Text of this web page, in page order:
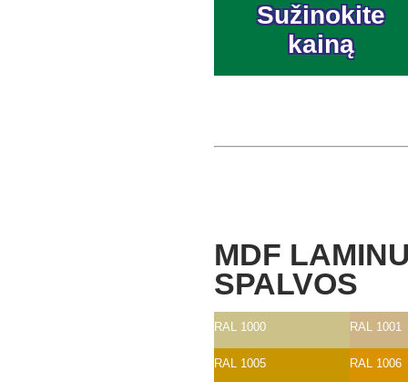
Sužinokite
kainą
MDF
SPALVOS
RAL 1000 RAL 1001
RAL 1005 RAL 1006